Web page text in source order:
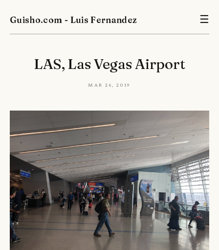
Guisho.com - Luis Fernandez ☰
LAS, Las Vegas Airport
Mar 26, 2019